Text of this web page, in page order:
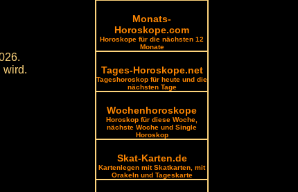
wird.
Monats-
Horoskope.com
Horoskope für die nächsten 12
Monate
Tages-Horoskope.net
Tageshoroskop für heute und die
nächsten Tage
Wochenhoroskope
Horoskop für diese Woche,
nächste Woche und Single
Horoskop
Skat-Karten.de
Kartenlegen mit Skatkarten, mit
Orakeln und Tageskarte